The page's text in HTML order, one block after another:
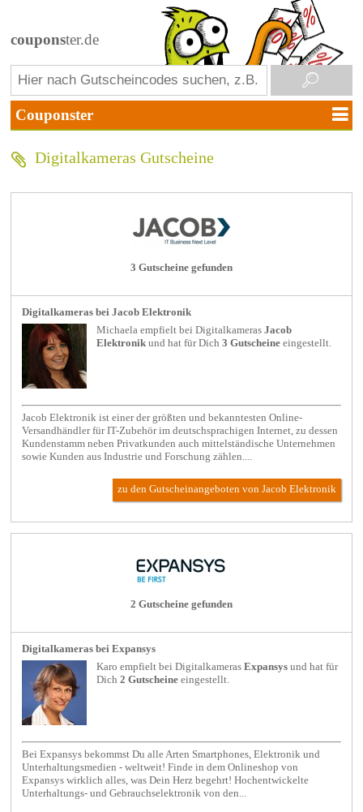
couponster.de
Digitalkameras Gutscheine
3 Gutscheine gefunden
Digitalkameras bei Jacob Elektronik
Michaela empfielt beiDigitalkameras Jacob
Elektronik und hat für Dich3 Gutscheine eingestellt.
Jacob Elektronik ist einer der größten und bekanntesten Online-
Versandhändler für IT-Zubehör im deutschsprachigen Internet, zu dessen
Kundenstamm neben Privatkunden auch mittelständische Unternehmen
sowie Kunden aus Industrie und Forschung zählen....
zu den Gutscheinangeboten von Jacob Elektronik
2 Gutscheine gefunden
Digitalkameras bei Expansys
Karo empfielt beiDigitalkameras Expansys und hat für
Dich2 Gutscheine eingestellt.
Bei Expansys bekommst Du alle Arten Smartphones, Elektronik und
Unterhaltungsmedien - weltweit! Finde in dem Onlineshop von
Expansys wirklich alles, was Dein Herz begehrt! Hochentwickelte
Unterhaltungs- und Gebrauchselektronik von den...